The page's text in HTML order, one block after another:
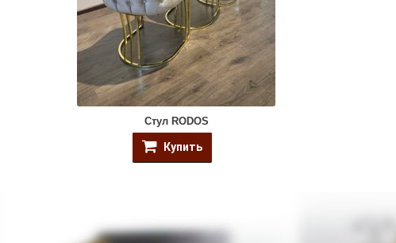
Стул RODOS
Купить